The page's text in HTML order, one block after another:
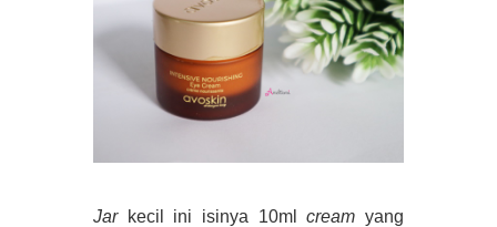
Jarkecil ini isinya 10mlcream yang